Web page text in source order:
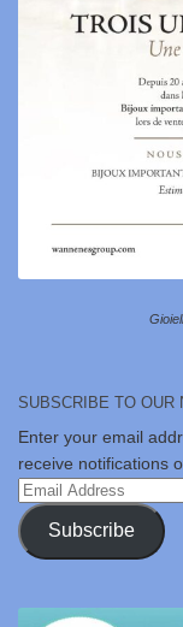
SUBSCRIBE TO OUR
Enter your email
receive notifications
Email
Address
Subscribe